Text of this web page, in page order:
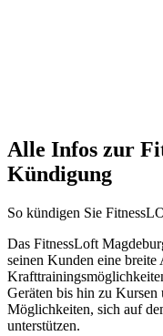
Alle Infos zur
Kündigung
So kündigen Sie
Das FitnessLoft
seinen Kunden eine breite
Geräten bis hin zu Kursen
Möglichkeiten, sich auf
unterstützen.